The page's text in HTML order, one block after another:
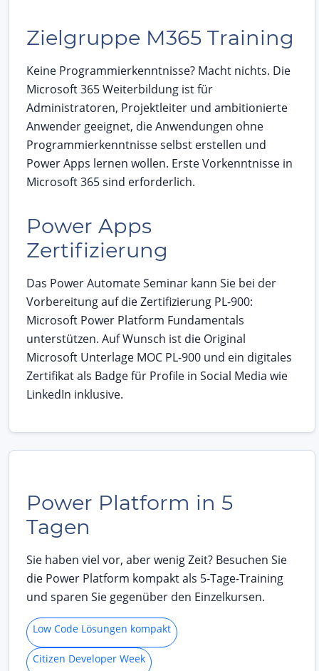
Zielgruppe M365 Training
Keine Programmierkenntnisse? Macht nichts. Die
Microsoft 365 Weiterbildung ist für
Administratoren, Projektleiter und ambitionierte
Anwender geeignet, die Anwendungen ohne
Programmierkenntnisse selbst erstellen und
Power Apps lernen wollen. Erste Vorkenntnisse in
Microsoft 365 sind erforderlich.
Power Apps
Zertifizierung
Das Power Automate Seminar kann Sie bei der
Vorbereitung auf die Zertifizierung PL-900:
Microsoft Power Platform Fundamentals
unterstützen. Auf Wunsch ist die Original
Microsoft Unterlage MOC PL-900 und ein digitales
Zertifikat als Badge für Profile in Social Media wie
LinkedIn inklusive.
Power Platform in 5
Tagen
Sie haben viel vor, aber wenig Zeit? Besuchen Sie
die Power Platform kompakt als 5-Tage-Training
und sparen Sie gegenüber den Einzelkursen.
Low Code Lösungen kompakt
Citizen Developer Week